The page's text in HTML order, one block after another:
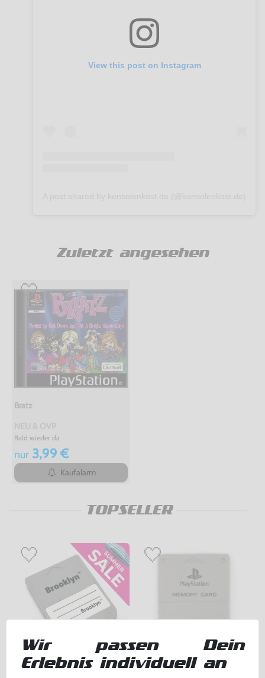
View this post on Instagram
Zuletzt angesehen
Bratz
Bald wieder da
nur3,99 €
Kaufalarm
TOPSELLER
Memory Card / Memorycard /
Original Sony Memory Card /
Wir passen Dein
Erlebnis individuell an